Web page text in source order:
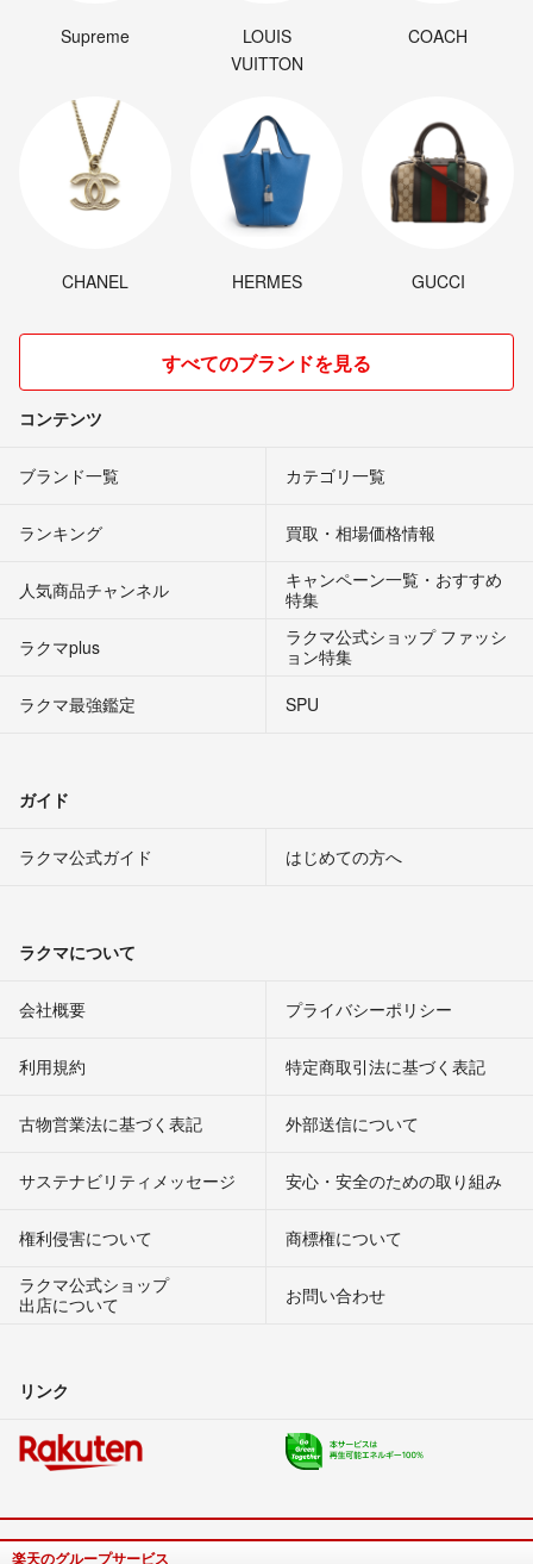
Supreme
LOUIS
VUITTON
COACH
CHANEL HERMES GUCCI
すべてのブランドを見る
コンテンツ
ブランド一覧 カテゴリ一覧
ランキング 買取・相場価格情報
人気商品チャンネル
キャンペーン一覧・おすすめ
特集
ラクマplus
ラクマ公式ショップ ファッシ
ョン特集
ラクマ最強鑑定
SPU
ガイド
ラクマ公式ガイド はじめての方へ
ラクマについて
会社概要 プライバシーポリシー
利用規約 特定商取引法に基づく表記
古物営業法に基づく表記 外部送信について
サステナビリティメッセージ 安心・安全のための取り組み
権利侵害について
商標権について
ラクマ公式ショップ
出店について
お問い合わせ
リンク
楽天のグループサービス